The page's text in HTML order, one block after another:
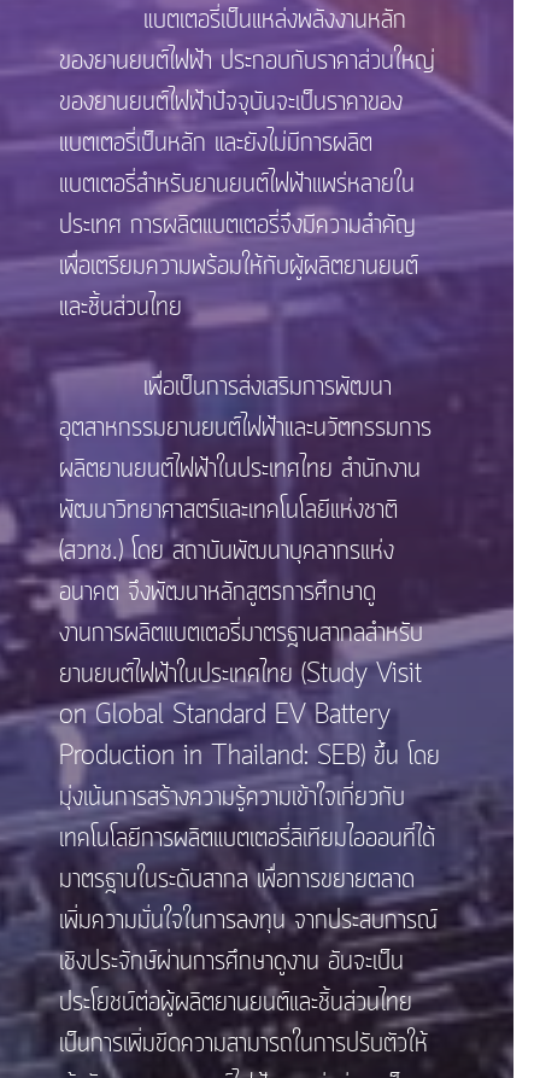
แบตเตอรี่เป็นแหล่งพลังงานหลัก
ของยานยนต์ไฟฟ้า ประกอบกับราคาส่วนใหญ่
ของยานยนต์ไฟฟ้าปัจจุบันจะเป็นราคาของ
แบตเตอรี่เป็นหลัก และยังไม่มีการผลิต
แบตเตอรี่สำหรับยานยนต์ไฟฟ้าแพร่หลายใน
ประเทศ การผลิตแบตเตอรี่จึงมีความสำคัญ
เพื่อเตรียมความพร้อมให้กับผู้ผลิตยานยนต์
และชิ้นส่วนไทย
เพื่อเป็นการส่งเสริมการพัฒนา
อุตสาหกรรมยานยนต์ไฟฟ้าและนวัตกรรมการ
ผลิตยานยนต์ไฟฟ้าในประเทศไทย สำนักงาน
พัฒนาวิทยาศาสตร์และเทคโนโลยีแห่งชาติ
(สวทช.) โดย สถาบันพัฒนาบุคลากรแห่ง
อนาคต จึงพัฒนาหลักสูตรการศึกษาดู
งานการผลิตแบตเตอรี่มาตรฐานสากลสำหรับ
ยานยนต์ไฟฟ้าในประเทศไทย (Study Visit
on Global Standard EV Battery
Production in Thailand: SEB) ขึ้น โดย
มุ่งเน้นการสร้างความรู้ความเข้าใจเกี่ยวกับ
เทคโนโลยีการผลิตแบตเตอรี่ลิเทียมไอออนที่ได้
มาตรฐานในระดับสากล เพื่อการขยายตลาด
เพิ่มความมั่นใจในการลงทุน จากประสบการณ์
เชิงประจักษ์ผ่านการศึกษาดูงาน อันจะเป็น
ประโยชน์ต่อผู้ผลิตยานยนต์และชิ้นส่วนไทย
เป็นการเพิ่มขีดความสามารถในการปรับตัวให้